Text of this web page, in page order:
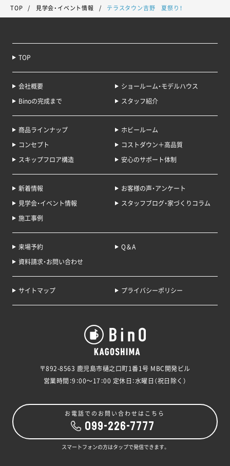
TOP 見学会・イベント情報 テラスタウン吉野 夏祭り！
TOP
会社概要
Binoの完成まで
ショールーム・モデルハウス
スタッフ紹介
商品ラインナップ
コンセプト
スキップフロア構造
ホビールーム
コストダウン＋高品質
安心のサポート体制
新着情報
見学会・イベント情報
施工事例
お客様の声・アンケート
スタッフブログ・家づくりコラム
来場予約
資料請求・お問い合わせ
Q＆A
サイトマップ プライバシーポリシー
〒892-8563 鹿児島市樋之口町1番1号 MBC開発ビル
営業時間：9：00～17：00 定休日：水曜日（祝日除く）
お電話でのお問い合わせはこちら
099-226-7777
スマートフォンの方はタップで発信できます。